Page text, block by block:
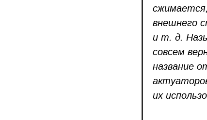
внешнего
и т. д.
совсем
название
их